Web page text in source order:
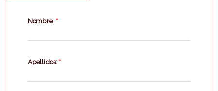
Nombre: *
Apellidos: *